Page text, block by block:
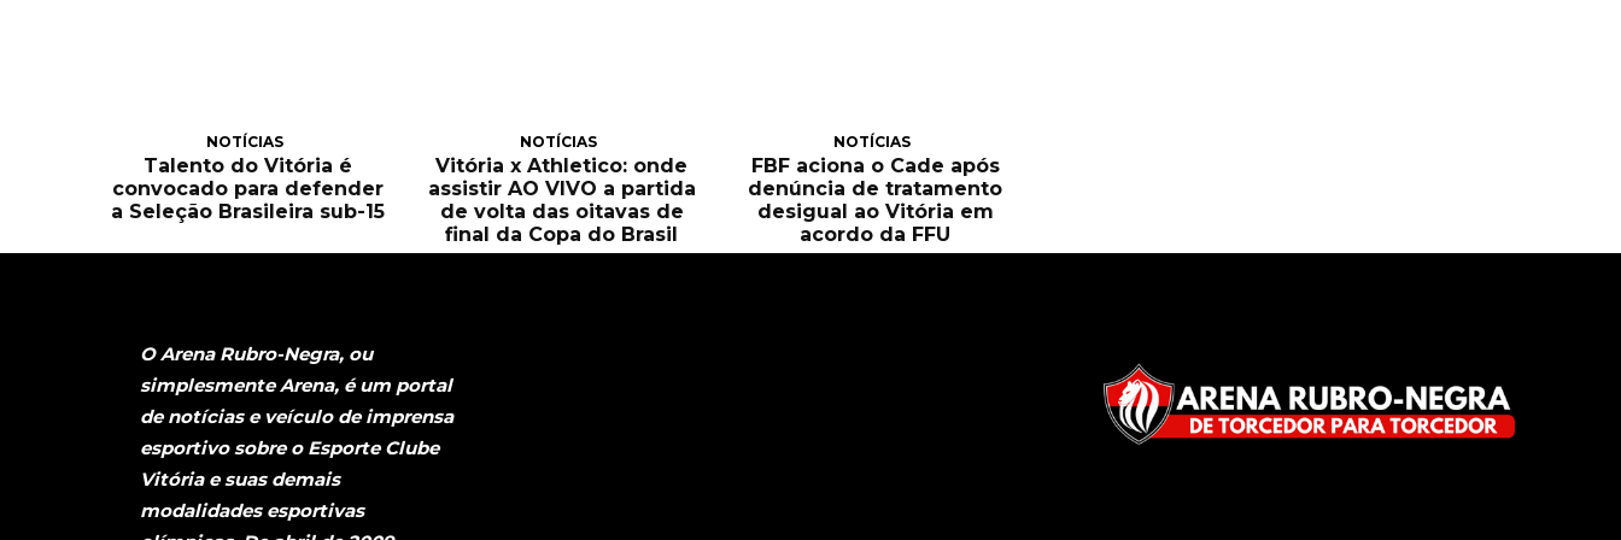
NOTÍCIAS
Talento do Vitória é
convocado para defender
a Seleção Brasileira sub-15
NOTÍCIAS
Vitória x Athletico: onde
assistir AO VIVO a partida
de volta das oitavas de
final da Copa do Brasil
NOTÍCIAS
FBF aciona o Cade após
denúncia de tratamento
desigual ao Vitória em
acordo da FFU
O Arena Rubro-Negra, ou
simplesmente Arena, é um portal
de notícias e veículo de imprensa
esportivo sobre o Esporte Clube
Vitória e suas demais
modalidades esportivas